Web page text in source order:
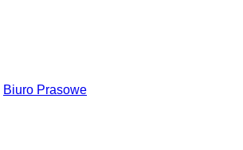
Biuro Prasowe